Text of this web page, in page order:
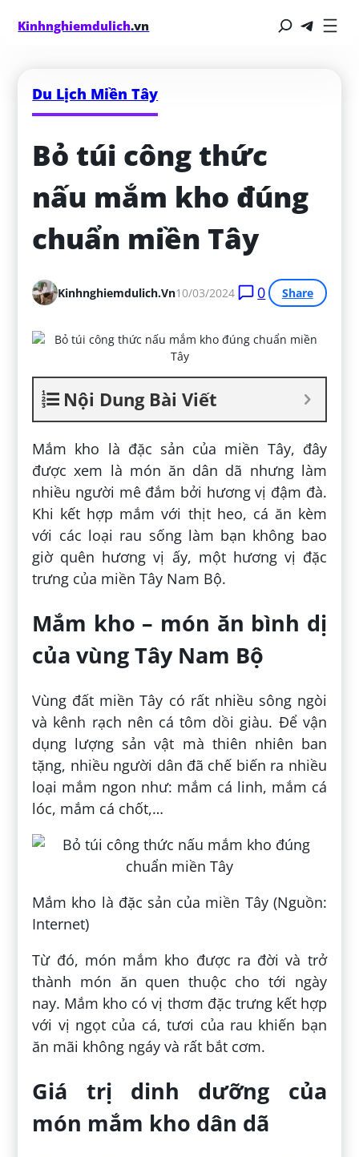
Kinhnghiemdulich.vn
Du Lịch Miền Tây
Bỏ túi công thức
nấu mắm kho đúng
chuẩn miền Tây
Kinhnghiemdulich.vn10/03/2024 0 Share
Nội Dung Bài Viết
Mắm kho là đặc sản của miền Tây, đây
được xem là món ăn dân dã nhưng làm
nhiều người mê đắm bởi hương vị đậm đà.
Khi kết hợp mắm với thịt heo, cá ăn kèm
với các loại rau sống làm bạn không bao
giờ quên hương vị ấy, một hương vị đặc
trưng của miền Tây Nam Bộ.
Mắm kho – món ăn bình dị
của vùng Tây Nam Bộ
Vùng đất miền Tây có rất nhiều sông ngòi
và kênh rạch nên cá tôm dồi giàu. Để vận
dụng lượng sản vật mà thiên nhiên ban
tặng, nhiều người dân đã chế biến ra nhiều
loại mắm ngon như: mắm cá linh, mắm cá
lóc, mắm cá chốt,…
Mắm kho là đặc sản của miền Tây (Nguồn:
Internet)
Từ đó, món mắm kho được ra đời và trở
thành món ăn quen thuộc cho tới ngày
nay. Mắm kho có vị thơm đặc trưng kết hợp
với vị ngọt của cá, tươi của rau khiến bạn
ăn mãi không ngáy và rất bắt cơm.
Giá trị dinh dưỡng của
món mắm kho dân dã